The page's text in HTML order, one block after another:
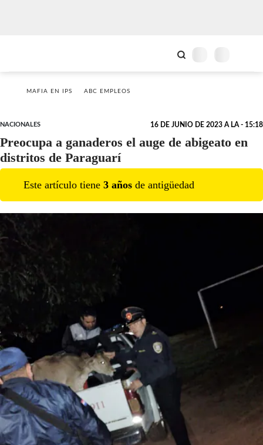
MAFIA EN IPS ABC EMPLEOS
NACIONALES 16 DE JUNIO DE 2023 A LA - 15:18
Preocupa a ganaderos el auge de abigeato en
distritos de Paraguarí
Este artículo tiene 3 años de antigüedad